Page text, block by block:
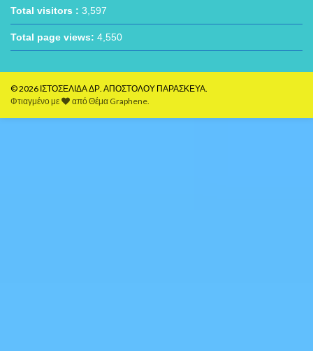
Total visitors : 3,597
Total page views: 4,550
© 2026 ΙΣΤΟΣΕΛΙΔΑ ΔΡ. ΑΠΟΣΤΟΛΟΥ ΠΑΡΑΣΚΕΥΑ.
Φτιαγμένο με
απόΘέμα Graphene